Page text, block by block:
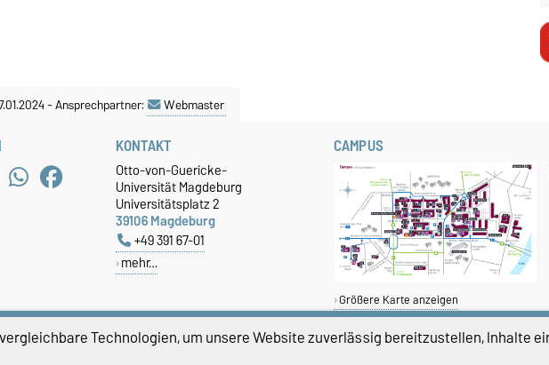
-Ansprechpartner: Webmaster
KONTAKT
Otto-von-Guericke-
Universität Magdeburg
Universitätsplatz 2
39106 Magdeburg
+49 391 67-01
mehr…
CAMPUS
Größere Karte anzeigen
Technologien, um unsere Website zuverlässig bereitzustellen, Inhalte